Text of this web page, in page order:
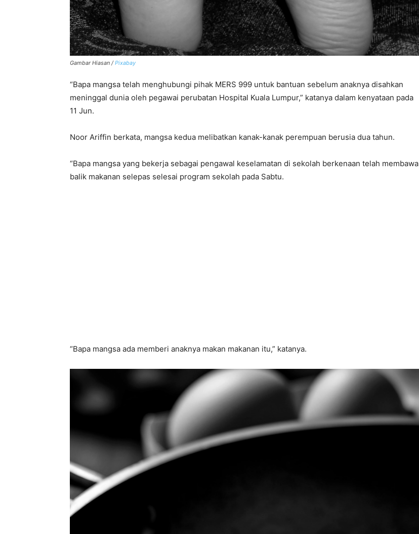
Gambar Hiasan /Pixabay
“Bapa mangsa telah menghubungi pihak MERS 999 untuk bantuan sebelum anaknya disahkan
meninggal dunia oleh pegawai perubatan Hospital Kuala Lumpur,” katanya dalam kenyataan pada
11 Jun.
Noor Ariffin berkata, mangsa kedua melibatkan kanak-kanak perempuan berusia dua tahun.
“Bapa mangsa yang bekerja sebagai pengawal keselamatan di sekolah berkenaan telah membawa
balik makanan selepas selesai program sekolah pada Sabtu.
“Bapa mangsa ada memberi anaknya makan makanan itu,” katanya.